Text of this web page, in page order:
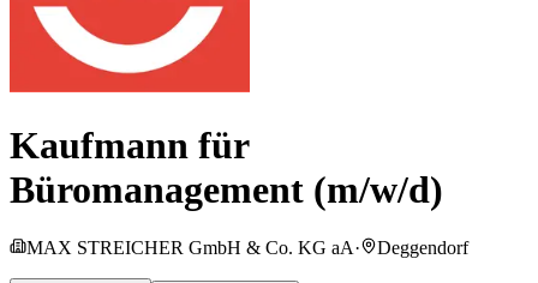
Kaufmann für
Büromanagement (m/w/d)
MAX STREICHER GmbH & Co. KG aA· Deggendorf